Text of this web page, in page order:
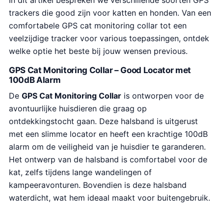
trackers die good zijn voor katten en honden. Van een
comfortabele GPS cat monitoring collar tot een
veelzijdige tracker voor various toepassingen, ontdek
welke optie het beste bij jouw wensen previous.
GPS Cat Monitoring Collar – Good Locator met
100dB Alarm
De GPS Cat Monitoring Collar is ontworpen voor de
avontuurlijke huisdieren die graag op
ontdekkingstocht gaan. Deze halsband is uitgerust
met een slimme locator en heeft een krachtige 100dB
alarm om de veiligheid van je huisdier te garanderen.
Het ontwerp van de halsband is comfortabel voor de
kat, zelfs tijdens lange wandelingen of
kampeeravonturen. Bovendien is deze halsband
waterdicht, wat hem ideaal maakt voor buitengebruik.